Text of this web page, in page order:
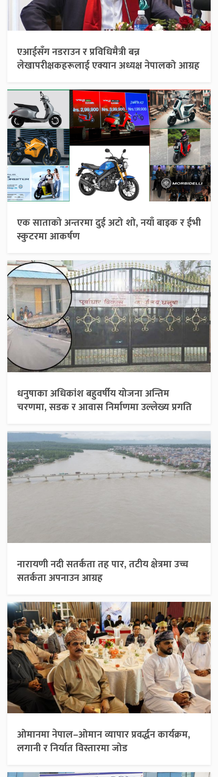
एआईसँग नडराउन र प्रविधिमैत्री बन्न
लेखापरीक्षकहरूलाई एक्यान अध्यक्ष नेपालको आग्रह
एक साताको अन्तरमा दुई अटो शो, नयाँ बाइक र ईभी
स्कुटरमा आकर्षण
धनुषाका अधिकांश बहुवर्षीय योजना अन्तिम
चरणमा, सडक र आवास निर्माणमा उल्लेख्य प्रगति
नारायणी नदी सतर्कता तह पार, तटीय क्षेत्रमा उच्च
सतर्कता अपनाउन आग्रह
ओमानमा नेपाल–ओमान व्यापार प्रवर्द्धन कार्यक्रम,
लगानी र निर्यात विस्तारमा जोड